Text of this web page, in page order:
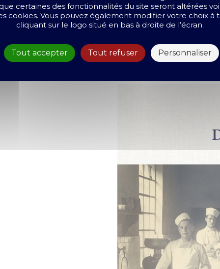
certaines des fonctionnalités du site seront altérées
cookies. Vous pouvez également modifier votre choix
cliquant sur le logo situé en bas à droite de l’écran.
Tout accepter Tout refuser Personnaliser